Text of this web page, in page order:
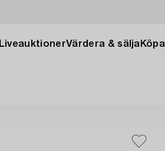
LiveauktionerVärdera & sälja Köpa